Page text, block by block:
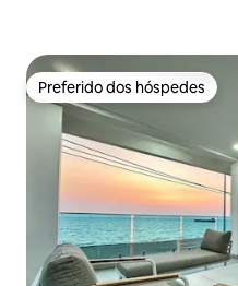
Preferido dos hóspedes
Preferido dos hóspedes